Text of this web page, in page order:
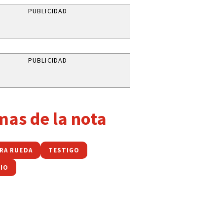
PUBLICIDAD
PUBLICIDAD
de la nota
RUEDA TESTIGO